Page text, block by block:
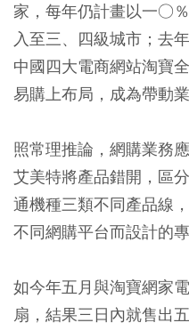
家，每年仍計畫以一○
入至三、四級城市；去
中國四大電商網站淘寶
易購上布局，成為帶動
照常理推論，網購業務
艾美特將產品錯開，區
通機種三類不同產品線
不同網購平台而設計的專
如今年五月與淘寶網家
扇，結果三日內就售出